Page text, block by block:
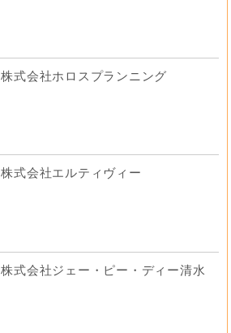
株式会社ホロスプランニング
株式会社エルティヴィー
株式会社ジェー・ピー・ディー清水